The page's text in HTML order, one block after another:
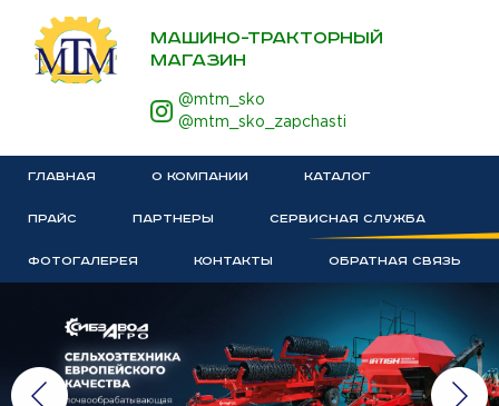
МАШИНО-ТРАКТОРНЫЙ
МАГАЗИН
@mtm_sko
@mtm_sko_zapchasti
ГЛАВНАЯ О КОМПАНИИ КАТАЛОГ
ПРАЙС ПАРТНЕРЫ СЕРВИСНАЯ СЛУЖБА
ФОТОГАЛЕРЕЯ КОНТАКТЫ ОБРАТНАЯ СВЯЗЬ